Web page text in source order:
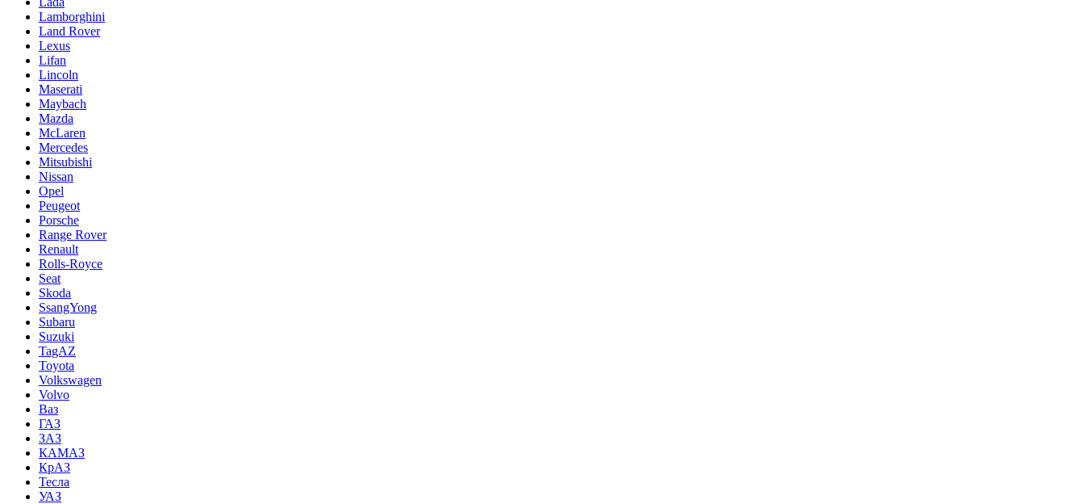
Lamborghini
Land Rover
Lexus
Lifan
Lincoln
Maserati
Maybach
Mazda
McLaren
Mercedes
Mitsubishi
Nissan
Opel
Peugeot
Porsche
Range Rover
Renault
Rolls-Royce
Seat
Skoda
SsangYong
Subaru
Suzuki
TagAZ
Toyota
Volkswagen
Volvo
Ваз
ГАЗ
ЗАЗ
КАМАЗ
КрАЗ
Тесла
УАЗ